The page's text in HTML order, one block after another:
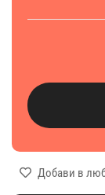
Добави в